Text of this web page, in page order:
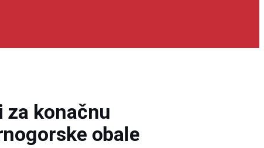
za konačnu
obale